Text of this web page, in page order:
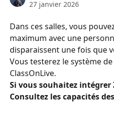
27 janvier 2026
Dans ces salles, vous
maximum avec une
disparaissent une fois que
Vous testerez le système
ClassOnLive.
Si vous souhaitez intégrer
Consultez les capacités